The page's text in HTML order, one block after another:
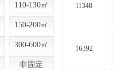
110-130㎡
150-200㎡
300-600㎡
非固定
11348
16392